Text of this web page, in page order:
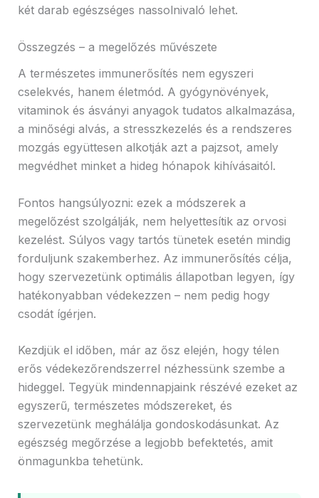
két darab egészséges nassolnivaló lehet.
Összegzés – a megelőzés művészete
A természetes immunerősítés nem egyszeri
cselekvés, hanem életmód. A gyógynövények,
vitaminok és ásványi anyagok tudatos alkalmazása,
a minőségi alvás, a stresszkezelés és a rendszeres
mozgás együttesen alkotják azt a pajzsot, amely
megvédhet minket a hideg hónapok kihívásaitól.
Fontos hangsúlyozni: ezek a módszerek a
megelőzést szolgálják, nem helyettesítik az orvosi
kezelést. Súlyos vagy tartós tünetek esetén mindig
forduljunk szakemberhez. Az immunerősítés célja,
hogy szervezetünk optimális állapotban legyen, így
hatékonyabban védekezzen – nem pedig hogy
csodát ígérjen.
Kezdjük el időben, már az ősz elején, hogy télen
erős védekezőrendszerrel nézhessünk szembe a
hideggel. Tegyük mindennapjaink részévé ezeket az
egyszerű, természetes módszereket, és
szervezetünk meghálálja gondoskodásunkat. Az
egészség megőrzése a legjobb befektetés, amit
önmagunkba tehetünk.